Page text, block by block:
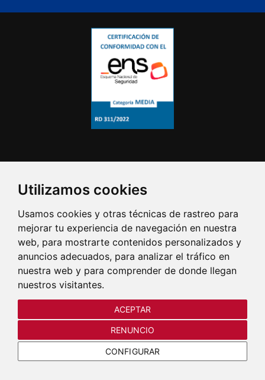
Utilizamos cookies
Usamos cookies y otras técnicas de rastreo para
mejorar tu experiencia de navegación en nuestra
web, para mostrarte contenidos personalizados y
anuncios adecuados, para analizar el tráfico en
nuestra web y para comprender de donde llegan
nuestros visitantes.
ACEPTAR
RENUNCIO
CONFIGURAR